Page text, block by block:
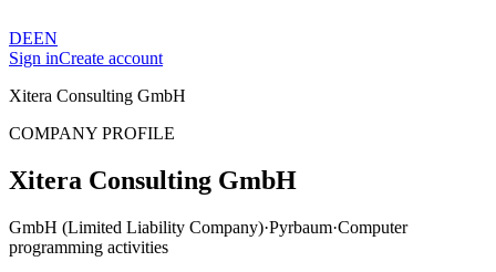
DEEN
Sign inCreate account
Xitera Consulting GmbH
COMPANY PROFILE
Xitera Consulting GmbH
GmbH (Limited Liability Company)·Pyrbaum·Computer
programming activities